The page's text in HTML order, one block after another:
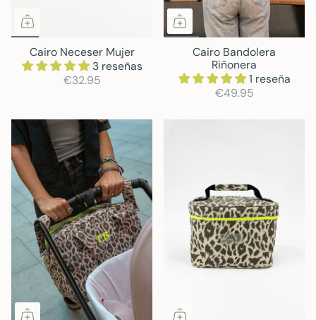
Cairo Neceser Mujer
3 reseñas
€32.95
Cairo Bandolera
Riñonera
1 reseña
€49.95